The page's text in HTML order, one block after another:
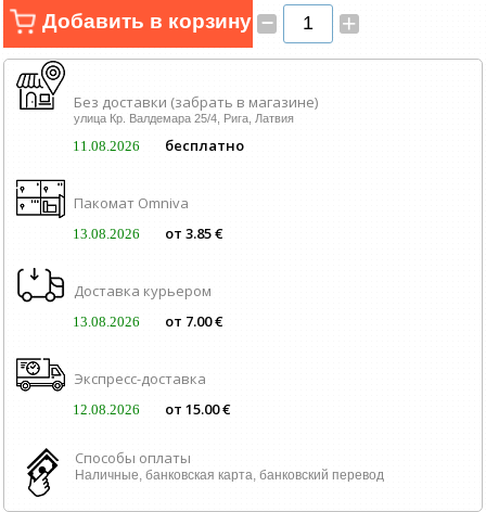
Renewd техника, Outlet
Добавить в корзину – +
Без доставки (забрать в магазине)
улица Кр. Валдемара 25/4, Рига, Латвия
11.08.2026 бесплатно
Пакомат Omniva
13.08.2026 от 3.85 €
Доставка курьером
13.08.2026 от 7.00 €
Экспресс-доставка
12.08.2026 от 15.00 €
Способы оплаты
Наличные, банковская карта, банковский перевод